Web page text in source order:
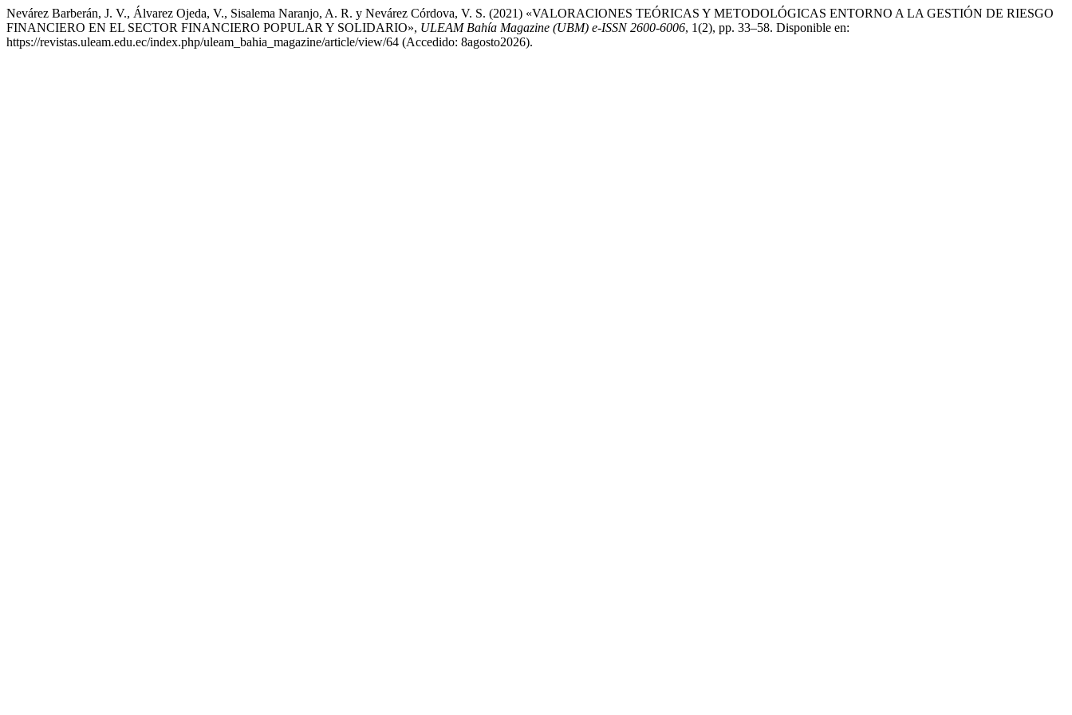
Nevárez Barberán, J. V., Álvarez Ojeda, V., Sisalema Naranjo, A. R. y Nevárez Córdova, V. S. (2021) «VALORACIONES TEÓRICAS Y METODOLÓGICAS ENTORNO A LA GESTIÓN DE RIESGO
FINANCIERO EN EL SECTOR FINANCIERO POPULAR Y SOLIDARIO», ULEAM Bahía Magazine (UBM) e-ISSN 2600-6006, 1(2), pp. 33–58. Disponible en:
https://revistas.uleam.edu.ec/index.php/uleam_bahia_magazine/article/view/64 (Accedido: 8agosto2026).